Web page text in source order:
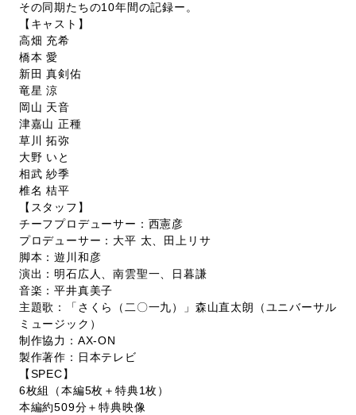
その同期たちの10年間の記録ー。
【キャスト】
高畑 充希
橋本 愛
新田 真剣佑
竜星 涼
岡山 天音
津嘉山 正種
草川 拓弥
大野 いと
相武 紗季
椎名 桔平
【スタッフ】
チーフプロデューサー：西憲彦
プロデューサー：大平 太、田上リサ
脚本：遊川和彦
演出：明石広人、南雲聖一、日暮謙
音楽：平井真美子
主題歌：「さくら（二〇一九）」森山直太朗（ユニバーサル
ミュージック）
制作協力：AX-ON
製作著作：日本テレビ
【SPEC】
6枚組（本編5枚＋特典1枚）
本編約509分＋特典映像